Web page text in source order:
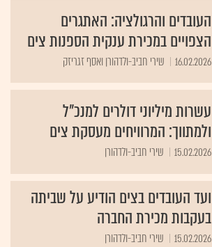
העובדים והרגולציה: האתגרים
הצפויים במכירת ענקית הספנות צים
16.02.2026 שירי חביב-ולדהורן ואסף זגריזק
עשרות מיליוני דולרים למנכ"ל
ולמתווך: המרוויחים מעסקת צים
15.02.2026 שירי חביב-ולדהורן
ועד העובדים בצים הודיע על שביתה
בעקבות מכירת החברה
15.02.2026 שירי חביב-ולדהורן